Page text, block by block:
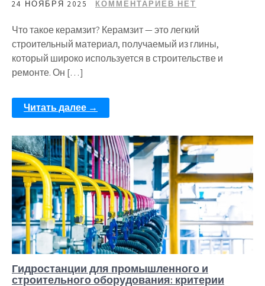
24 НОЯБРЯ 2025 КОММЕНТАРИЕВ НЕТ
Что такое керамзит? Керамзит — это легкий
строительный материал, получаемый из глины,
который широко используется в строительстве и
ремонте. Он […]
Читать далее →
Гидростанции для промышленного и
строительного оборудования: критерии